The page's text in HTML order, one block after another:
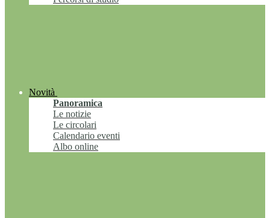
Novità
Panoramica
Le notizie
Le circolari
Calendario eventi
Albo online